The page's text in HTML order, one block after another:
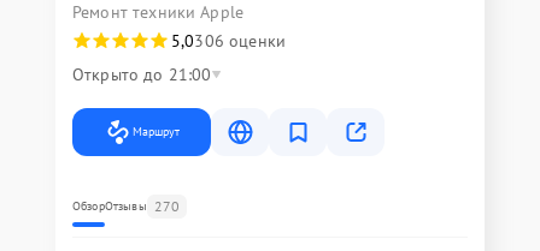
Ремонт техники Apple
5,0306 оценки
Открыто до 21:00
Маршрут
ОбзорОтзывы 270